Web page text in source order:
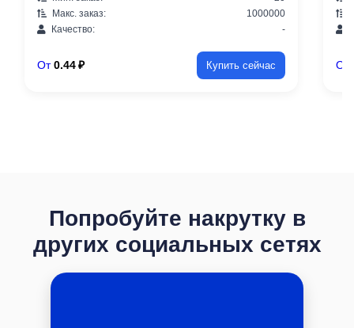
Макс. заказ:
1000000
Качество:
-
От 0.44 ₽ Купить сейчас От
Попробуйте накрутку в
других социальных сетях